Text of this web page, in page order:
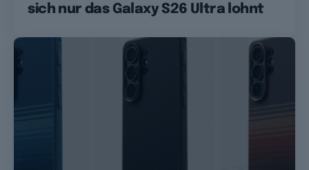
sich nur das Galaxy S26 Ultra lohnt